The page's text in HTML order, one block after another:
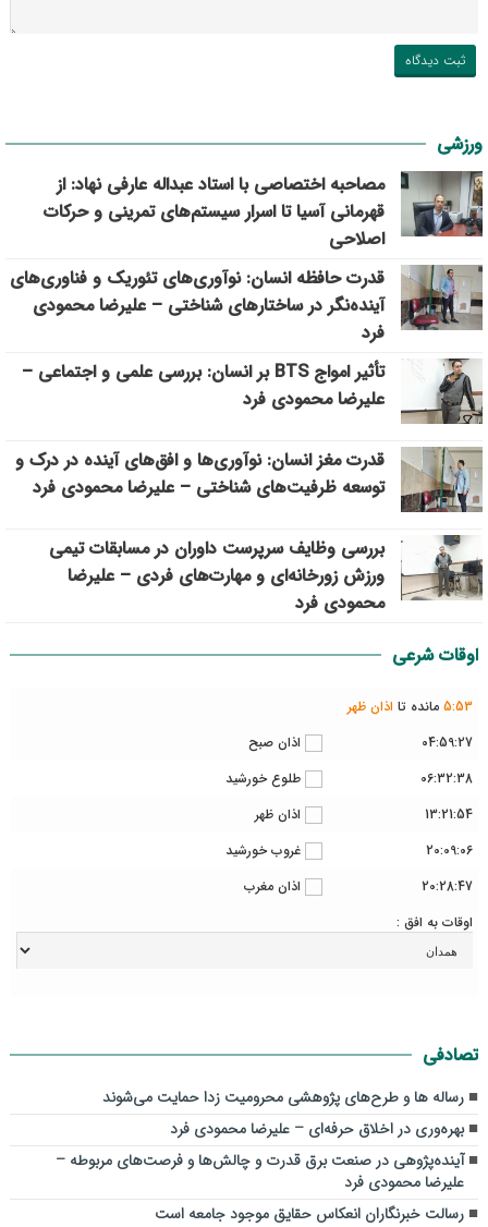
ورزشی
مصاحبه اختصاصی با استاد عبداله عارفی نهاد: از
قهرمانی آسیا تا اسرار سیستم‌های تمرینی و حرکات
اصلاحی
قدرت حافظه انسان: نوآوری‌های تئوریک و فناوری‌های
آینده‌نگر در ساختارهای شناختی – علیرضا محمودی
فرد
تأثیر امواج BTS بر انسان: بررسی علمی و اجتماعی –
علیرضا محمودی فرد
قدرت مغز انسان: نوآوری‌ها و افق‌های آینده در درک و
توسعه ظرفیت‌های شناختی – علیرضا محمودی فرد
بررسی وظايف سرپرست داوران در مسابقات تیمي
ورزش زورخانه‌ای و مهارت‌های فردی – علیرضا
محمودی فرد
اوقات شرعی
5:53 مانده تا اذان ظهر
04:59:27
اذان صبح
06:32:38
طلوع خورشید
13:21:54
اذان ظهر
20:09:06
غروب خورشید
20:28:47
اذان مغرب
اوقات به افق :
تصادفی
رساله ها و طرح‌های پژوهشی محرومیت زدا حمایت می‌شوند
بهره‌وری در اخلاق حرفه‌ای – علیرضا محمودی فرد
آینده‌پژوهی در صنعت برق قدرت و چالش‌ها و فرصت‌های مربوطه –
علیرضا محمودی فرد
رسالت خبرنگاران انعکاس حقایق موجود جامعه است